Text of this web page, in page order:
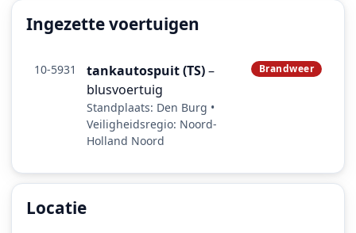
Ingezette voertuigen
10-5931 tankautospuit (TS)–
blusvoertuig
Standplaats: Den Burg •
Veiligheidsregio: Noord-
Holland Noord
Brandweer
Locatie
Locatie van het incident: De Rede, Den Hoorn.